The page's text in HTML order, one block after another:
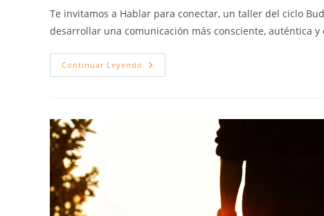
Te invitamos a Hablar para conectar, un taller del ciclo
desarrollar una comunicación más consciente, auténtica
Continuar Leyendo